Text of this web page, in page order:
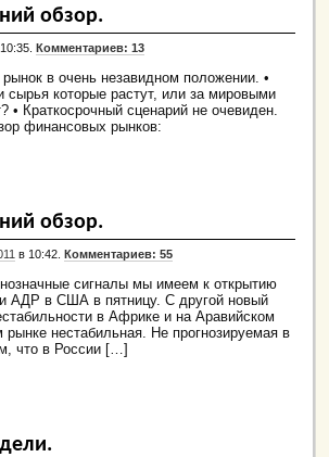
обзор.
Комментариев: 13
в очень незавидном положении. •
которые растут, или за мировыми
Краткосрочный сценарий не очевиден.
финансовых рынков:
обзор.
в 10:42. Комментариев: 55
сигналы мы имеем к открытию
АДР в США в пятницу. С другой новый
в Африке и на Аравийском
нестабильная. Не прогнозируемая в
что в России […]